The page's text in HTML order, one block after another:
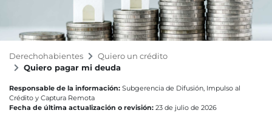
Derechohabientes
Quiero un crédito
Quiero pagar mi deuda
Responsable de la información: Subgerencia de Difusión, Impulso al
Crédito y Captura Remota
Fecha de última actualización o revisión: 23 de julio de 2026